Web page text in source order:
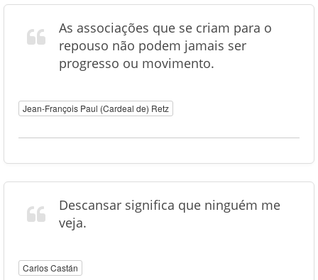
As associações que se criam para o
repouso não podem jamais ser
progresso ou movimento.
Jean-François Paul (Cardeal de) Retz
Descansar significa que ninguém me
veja.
Carlos Castán